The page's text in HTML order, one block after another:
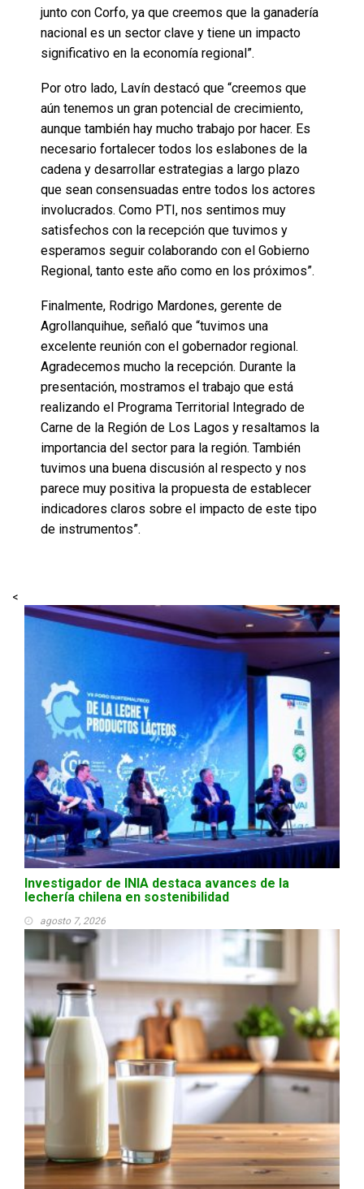
junto con Corfo, ya que creemos que la ganadería
nacional es un sector clave y tiene un impacto
significativo en la economía regional”.
Por otro lado, Lavín destacó que “creemos que
aún tenemos un gran potencial de crecimiento,
aunque también hay mucho trabajo por hacer. Es
necesario fortalecer todos los eslabones de la
cadena y desarrollar estrategias a largo plazo
que sean consensuadas entre todos los actores
involucrados. Como PTI, nos sentimos muy
satisfechos con la recepción que tuvimos y
esperamos seguir colaborando con el Gobierno
Regional, tanto este año como en los próximos”.
Finalmente, Rodrigo Mardones, gerente de
Agrollanquihue, señaló que “tuvimos una
excelente reunión con el gobernador regional.
Agradecemos mucho la recepción. Durante la
presentación, mostramos el trabajo que está
realizando el Programa Territorial Integrado de
Carne de la Región de Los Lagos y resaltamos la
importancia del sector para la región. También
tuvimos una buena discusión al respecto y nos
parece muy positiva la propuesta de establecer
indicadores claros sobre el impacto de este tipo
de instrumentos”.
<
Investigador de INIA destaca avances de la
lechería chilena en sostenibilidad
agosto 7, 2026